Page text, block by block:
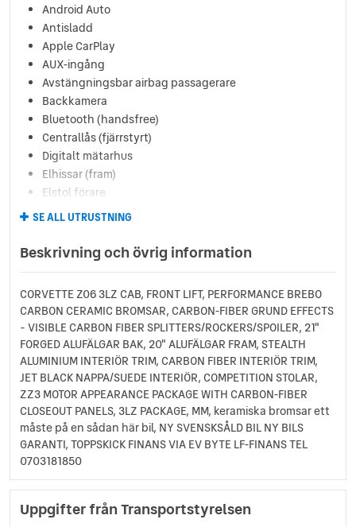
Android Auto
Antisladd
Apple CarPlay
AUX-ingång
Avstängningsbar airbag passagerare
Backkamera
Bluetooth (handsfree)
Centrallås (fjärrstyrt)
Digitalt mätarhus
Elhissar (fram)
Elstol förare
Elstol passagerare
Euro 6
Fartbegränsare
Fjärrstyrd start
Färddator
Head up-display
Keyless
LED Strålkastare
Ljussensor
Mattor (textil)
Multifunktionsratt
Regnsensor
Servostyrning
Sidoairbags
Sminkspegel
Startspärr
SE ALL UTRUSTNING
Beskrivning och övrig information
CORVETTE Z06 3LZ CAB, FRONT LIFT, PERFORMANCE BREBO
CARBON CERAMIC BROMSAR, CARBON-FIBER GRUND EFFECTS
- VISIBLE CARBON FIBER SPLITTERS/ROCKERS/SPOILER, 21"
FORGED ALUFÄLGAR BAK, 20" ALUFÄLGAR FRAM, STEALTH
ALUMINIUM INTERIÖR TRIM, CARBON FIBER INTERIÖR TRIM,
JET BLACK NAPPA/SUEDE INTERIÖR, COMPETITION STOLAR,
ZZ3 MOTOR APPEARANCE PACKAGE WITH CARBON-FIBER
CLOSEOUT PANELS, 3LZ PACKAGE, MM, keramiska bromsar ett
måste på en sådan här bil, NY SVENSKSÅLD BIL NY BILS
GARANTI, TOPPSKICK FINANS VIA EV BYTE LF-FINANS TEL
0703181850
Uppgifter från Transportstyrelsen